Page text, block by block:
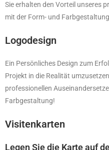
Sie erhalten den Vorteil unseres
mit der Form- und
Logodesign
Ein Persönliches Design zum
Projekt in die Realität
professionellen
Farbgestaltung!
Visitenkarten
Legen Sie die Karte auf